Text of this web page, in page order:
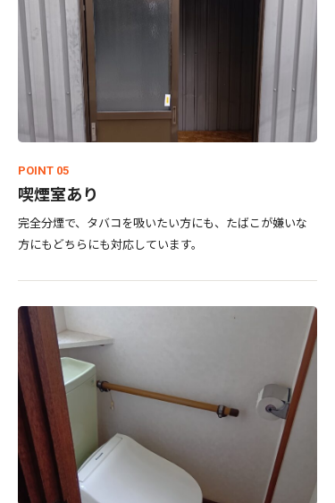
POINT 05
喫煙室あり
完全分煙で、タバコを吸いたい方にも、たばこが嫌いな
方にもどちらにも対応しています。